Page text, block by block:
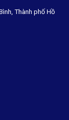
Thành phố Hồ